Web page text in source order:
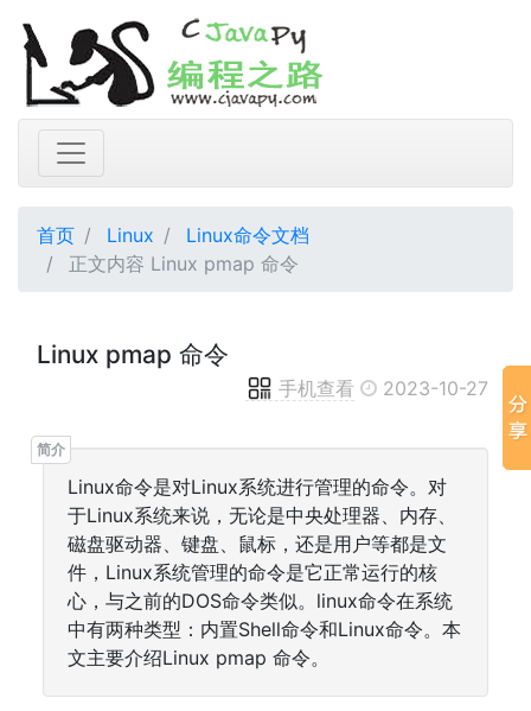
首页 Linux
Linux命令文档
正文内容 Linux pmap 命令
Linux pmap 命令
手机查看 2023-10-27
Linux命令是对Linux系统进行管理的命令。对
于Linux系统来说，无论是中央处理器、内存、
磁盘驱动器、键盘、鼠标，还是用户等都是文
件，Linux系统管理的命令是它正常运行的核
心，与之前的DOS命令类似。linux命令在系统
中有两种类型：内置Shell命令和Linux命令。本
文主要介绍Linux pmap 命令。